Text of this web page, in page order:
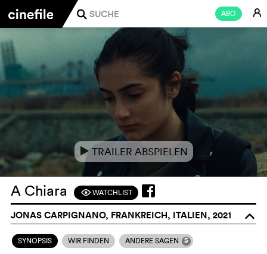
ABO E
j
eTRAILER ABSPIELEN
A Chiara FWATCHLIST
JONAS CARPIGNANO, FRANKREICH, ITALIEN, 2021 o
SYNOPSIS WIR FINDEN ANDERE SAGEN 5